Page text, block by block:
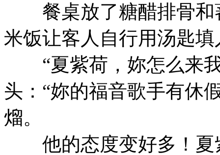
餐桌放了糖醋排骨和
米饭让客人自行用汤匙
“夏紫荷，妳怎么来我
头：“妳的福音歌手有休
熘。
他的态度变好多！夏